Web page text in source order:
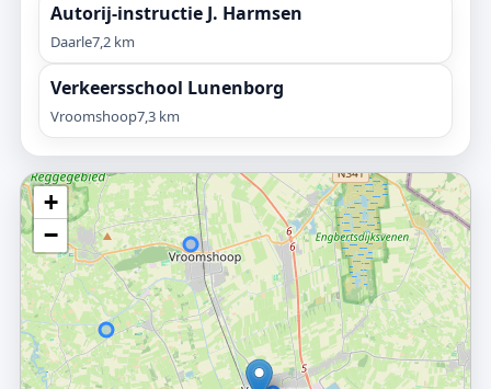
Autorij-instructie J. Harmsen
Daarle7,2 km
Verkeersschool Lunenborg
Vroomshoop7,3 km
+
−